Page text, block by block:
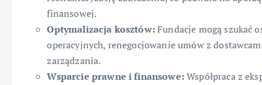
finansowej.
Optymalizacja kosztów:Fundacje mogą szukać
operacyjnych, renegocjowanie umów z
zarządzania.
Wsparcie prawne i finansowe:Współpraca z